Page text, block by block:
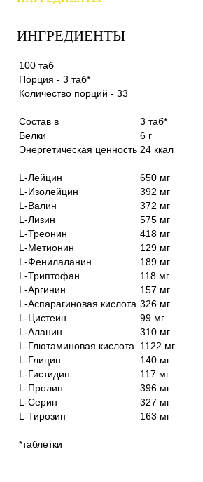
ИНГРЕДИЕНТЫ
100 таб
Порция - 3 таб*
Количество порций - 33
Состав в
3 таб*
Белки
6 г
Энергетическая ценность 24 ккал
L-Лейцин
650 мг
L-Изолейцин
392 мг
L-Валин
372 мг
L-Лизин
575 мг
L-Треонин
418 мг
L-Метионин
129 мг
L-Фенилаланин
189 мг
L-Триптофан
118 мг
L-Аргинин
157 мг
L-Аспарагиновая кислота 326 мг
L-Цистеин
99 мг
L-Аланин
310 мг
L-Глютаминовая кислота
1122 мг
L-Глицин
140 мг
L-Гистидин
117 мг
L-Пролин
396 мг
L-Серин
327 мг
L-Тирозин
163 мг
*таблетки